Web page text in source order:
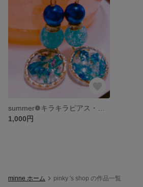
1,000円
minne ホーム pinky 's shop の作品一覧